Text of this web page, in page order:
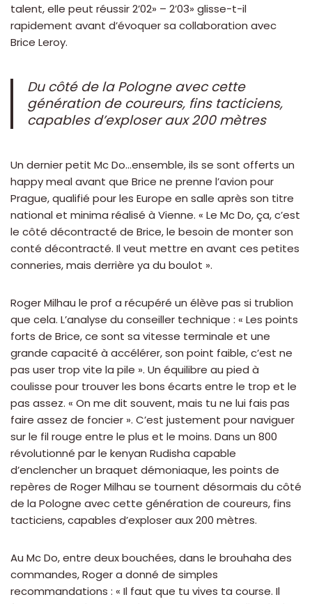
talent, elle peut réussir 2’02» – 2’03» glisse-t-il
rapidement avant d’évoquer sa collaboration avec
Brice Leroy.
Du côté de la Pologne avec cette
génération de coureurs, fins tacticiens,
capables d’exploser aux 200 mètres
Un dernier petit Mc Do…ensemble, ils se sont offerts un
happy meal avant que Brice ne prenne l’avion pour
Prague, qualifié pour les Europe en salle après son titre
national et minima réalisé à Vienne. « Le Mc Do, ça, c’est
le côté décontracté de Brice, le besoin de monter son
conté décontracté. Il veut mettre en avant ces petites
conneries, mais derrière ya du boulot ».
Roger Milhau le prof a récupéré un élève pas si trublion
que cela. L’analyse du conseiller technique : « Les points
forts de Brice, ce sont sa vitesse terminale et une
grande capacité à accélérer, son point faible, c’est ne
pas user trop vite la pile ». Un équilibre au pied à
coulisse pour trouver les bons écarts entre le trop et le
pas assez. « On me dit souvent, mais tu ne lui fais pas
faire assez de foncier ». C’est justement pour naviguer
sur le fil rouge entre le plus et le moins. Dans un 800
révolutionné par le kenyan Rudisha capable
d’enclencher un braquet démoniaque, les points de
repères de Roger Milhau se tournent désormais du côté
de la Pologne avec cette génération de coureurs, fins
tacticiens, capables d’exploser aux 200 mètres.
Au Mc Do, entre deux bouchées, dans le brouhaha des
commandes, Roger a donné de simples
recommandations : « Il faut que tu vives ta course. Il